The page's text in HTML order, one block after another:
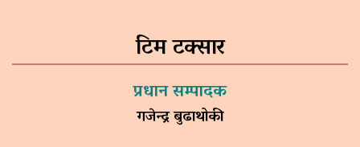
टिम टक्सार
प्रधान सम्पादक
गजेन्द्र बुढाथोकी